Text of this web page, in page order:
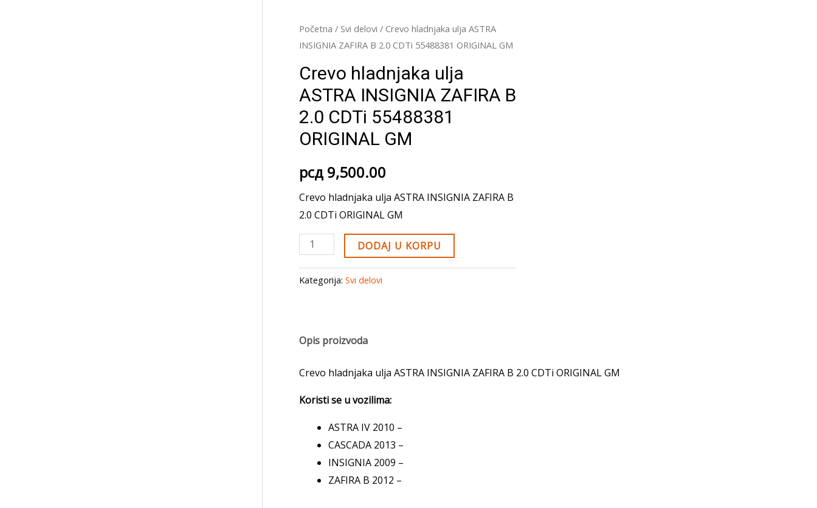
Početna / Svi delovi / Crevo hladnjaka ulja ASTRA
INSIGNIA ZAFIRA B 2.0 CDTi 55488381 ORIGINAL GM
Crevo hladnjaka ulja
ASTRA INSIGNIA ZAFIRA B
2.0 CDTi 55488381
ORIGINAL GM
рсд 9,500.00
Crevo hladnjaka ulja ASTRA INSIGNIA ZAFIRA B
2.0 CDTi ORIGINAL GM
Crevo
hladnjaka
ulja
B
55488381
quantity
DODAJ U KORPU
Kategorija: Svi delovi
Opis proizvoda
Crevo hladnjaka ulja ASTRA INSIGNIA ZAFIRA B 2.0 CDTi ORIGINAL GM
Koristi se u vozilima:
ASTRA IV 2010 –
CASCADA 2013 –
INSIGNIA 2009 –
ZAFIRA B 2012 –